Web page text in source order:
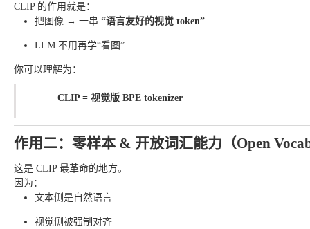
CLIP 的作用就是：
把图像 → 一串 “语言友好的视觉 token”
LLM 不用再学“看图”
你可以理解为：
CLIP = 视觉版 BPE tokenizer
作用二：零样本 & 开放词汇能力（Open
这是 CLIP 最革命的地方。
因为：
文本侧是自然语言
视觉侧被强制对齐